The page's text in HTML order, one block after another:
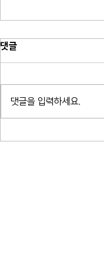
광명 일직동 패널 시공
댓글
댓글을 입력하세요.